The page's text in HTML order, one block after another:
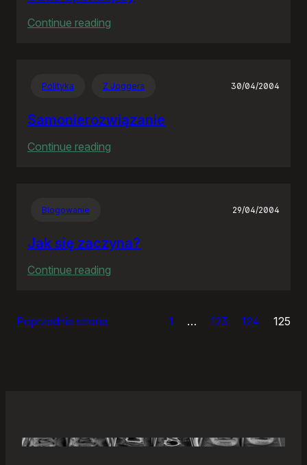
Continue reading
Polityka Z Joggera 30/04/2004
Samonierozwiązanie
Continue reading
Blogowanie 29/04/2004
Jak się zaczyna?
Continue reading
Poprzednia strona 1 … 123 124 125